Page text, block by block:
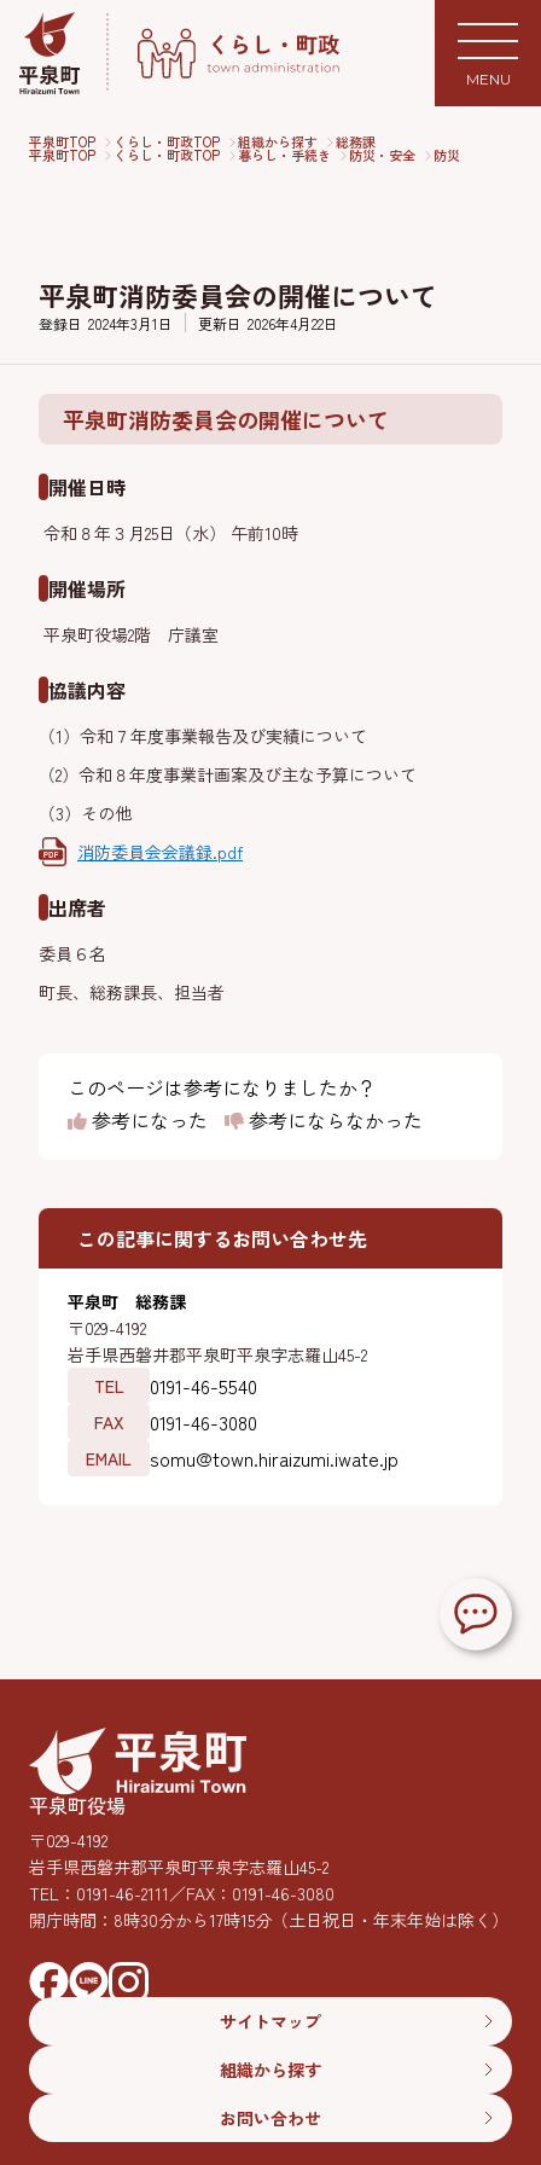
MENU
平泉町TOP くらし・町政TOP 組織から探す 総務課
平泉町TOP くらし・町政TOP 暮らし・手続き 防災・安全 防災
平泉町消防委員会の開催について
登録日 2024年3月1日 更新日 2026年4月22日
平泉町消防委員会の開催について
開催日時
令和８年３月25日（水） 午前10時
開催場所
平泉町役場2階 庁議室
協議内容
（1）令和７年度事業報告及び実績について
（2）令和８年度事業計画案及び主な予算について
（3）その他
消防委員会会議録.pdf
出席者
委員６名
町長、総務課長、担当者
このページは参考になりましたか？
参考になった
参考にならなかった
この記事に関するお問い合わせ先
平泉町 総務課
〒029-4192
岩手県西磐井郡平泉町平泉字志羅山45-2
TEL
0191-46-5540
FAX 0191-46-3080
EMAIL somu@town.hiraizumi.iwate.jp
平泉町役場
〒029-4192
岩手県西磐井郡平泉町平泉字志羅山45-2
TEL： 0191-46-2111／FAX：0191-46-3080
開庁時間：8時30分から17時15分 （土日祝日・年末年始は除く）
サイトマップ
組織から探す
お問い合わせ